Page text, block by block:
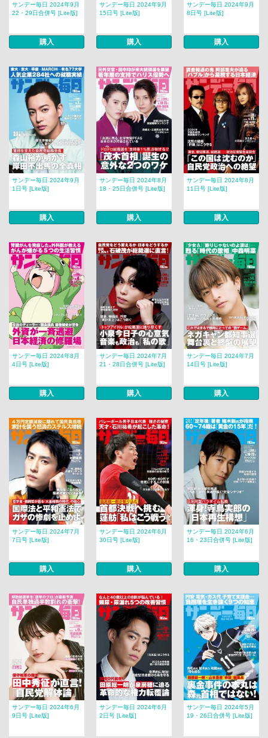
サンデー毎日 2024年9月
22・29日合併号 [Lite版]
購入
サンデー毎日 2024年9月
15日号 [Lite版]
購入
サンデー毎日 2024年9月
8日号 [Lite版]
購入
サンデー毎日 2024年9月
1日号 [Lite版]
購入
サンデー毎日 2024年8月
18・25日合併号 [Lite版]
購入
サンデー毎日 2024年8月
11日号 [Lite版]
購入
サンデー毎日 2024年8月
4日号 [Lite版]
購入
サンデー毎日 2024年7月
21・28日合併号 [Lite版]
購入
サンデー毎日 2024年7月
14日号 [Lite版]
購入
サンデー毎日 2024年7月
7日号 [Lite版]
購入
サンデー毎日 2024年6月
30日号 [Lite版]
購入
サンデー毎日 2024年6月
16・23日合併号 [Lite版]
購入
サンデー毎日 2024年6月
9日号 [Lite版]
サンデー毎日 2024年6月
2日号 [Lite版]
サンデー毎日 2024年5月
19・26日合併号 [Lite版]